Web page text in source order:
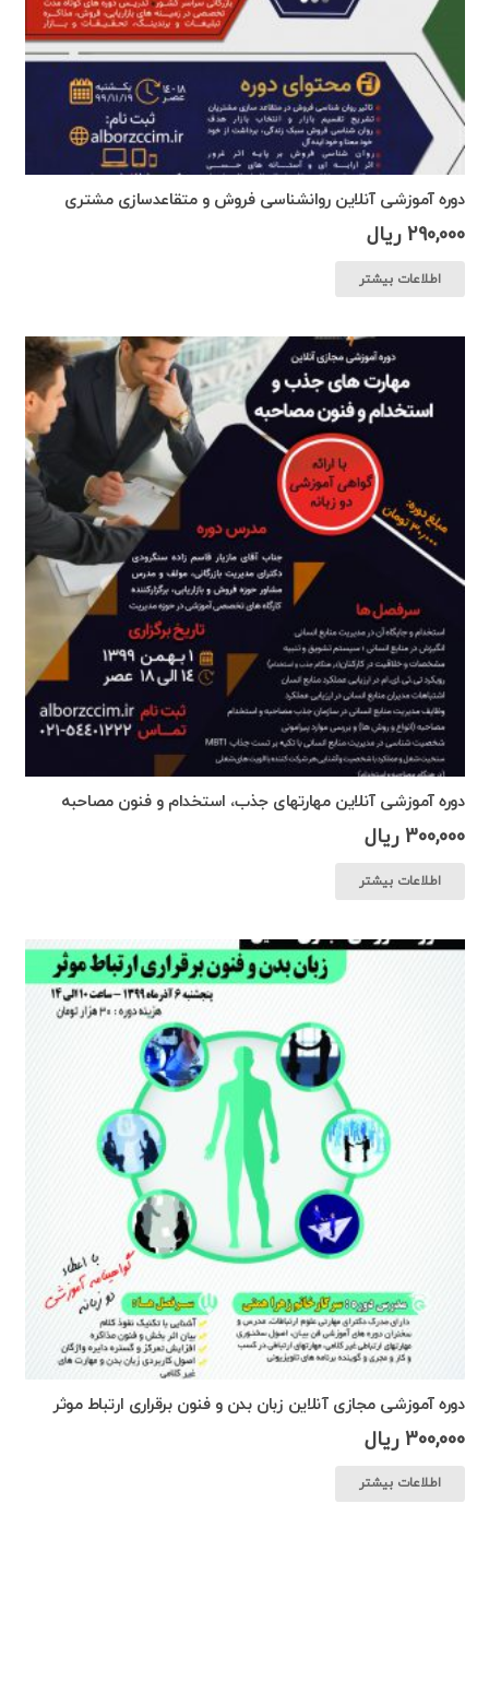
دوره آموزشی آنلاین روانشناسی فروش و متقاعدسازی مشتری
290,000 ریال
اطلاعات بیشتر
دوره آموزشی آنلاین مهارتهای جذب، استخدام و فنون مصاحبه
300,000 ریال
اطلاعات بیشتر
دوره آموزشی مجازی آنلاین زبان بدن و فنون برقراری ارتباط موثر
300,000 ریال
اطلاعات بیشتر